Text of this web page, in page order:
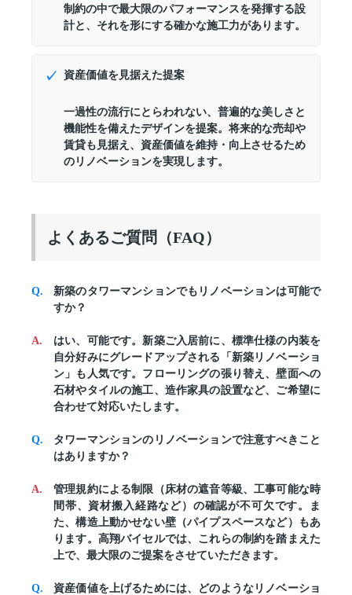
制約の中で最大限のパフォーマンスを発揮する設
計と、それを形にする確かな施工力があります。
資産価値を見据えた提案
一過性の流行にとらわれない、普遍的な美しさと
機能性を備えたデザインを提案。将来的な売却や
賃貸も見据え、資産価値を維持・向上させるため
のリノベーションを実現します。
よくあるご質問（FAQ）
新築のタワーマンションでもリノベーションは可能で
すか？
はい、可能です。新築ご入居前に、標準仕様の内装を
自分好みにグレードアップされる「新築リノベーショ
ン」も人気です。フローリングの張り替え、壁面への
石材やタイルの施工、造作家具の設置など、ご希望に
合わせて対応いたします。
タワーマンションのリノベーションで注意すべきこと
はありますか？
管理規約による制限（床材の遮音等級、工事可能な時
間帯、資材搬入経路など）の確認が不可欠です。ま
た、構造上動かせない壁（パイプスペースなど）もあ
ります。高翔バイセルでは、これらの制約を踏まえた
上で、最大限のご提案をさせていただきます。
資産価値を上げるためには、どのようなリノベーショ